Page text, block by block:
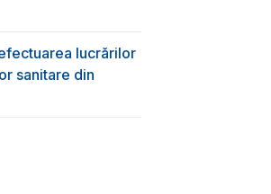
lucrărilor
sanitare din